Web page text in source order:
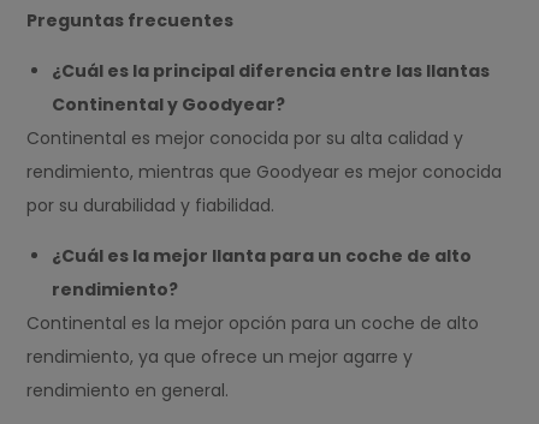
Preguntas frecuentes
¿Cuál es la principal diferencia entre las llantas
Continental y Goodyear?
Continental es mejor conocida por su alta calidad y
rendimiento, mientras que Goodyear es mejor conocida
por su durabilidad y fiabilidad.
¿Cuál es la mejor llanta para un coche de alto
rendimiento?
Continental es la mejor opción para un coche de alto
rendimiento, ya que ofrece un mejor agarre y
rendimiento en general.